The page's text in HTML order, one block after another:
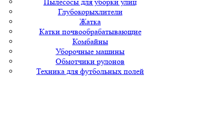
Глубокорыхлители
Жатка
Катки почвообрабатывающие
Комбайны
Уборочные машины
Обмотчики рулонов
Техника для футбольных полей